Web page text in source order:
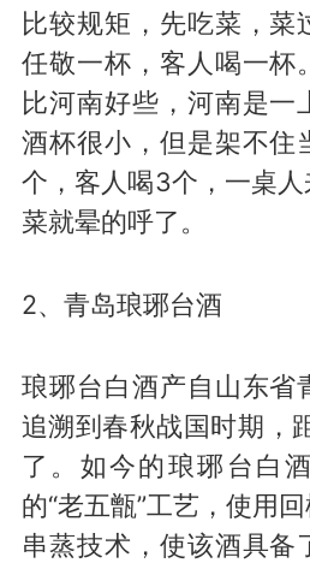
比较规矩，先吃菜，菜
任敬一杯，客人喝一杯
比河南好些，河南是一
酒杯很小，但是架不住
个，客人喝3个，一桌
菜就晕的呼了。
2、青岛琅琊台酒
琅琊台白酒产自山东省
追溯到春秋战国时期，
了。如今的琅琊台白
的“老五甑”工艺，使用
串蒸技术，使该酒具备